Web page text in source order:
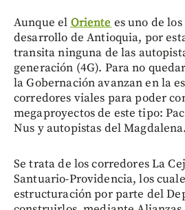
Aunque el Oriente es uno de
desarrollo de Antioquia, por
transita ninguna de las
generación (4G). Para no
la Gobernación avanzan en la
corredores viales para poder
megaproyectos de este tipo:
Nus y autopistas del Magdalena.
Se trata de los corredores La
Santuario-Providencia, los
estructuración por parte del